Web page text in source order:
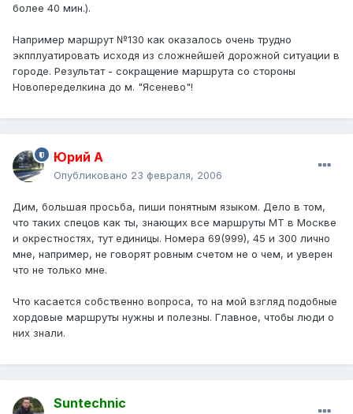
более 40 мин.).
Например маршрут №130 как оказалось очень трудно
экпплуатировать исходя из сложнейшей дорожной ситуации в
городе. Результат - сокращение маршрута со стороны
Новопеределкина до м. "Ясенево"!
Юрий А
Опубликовано 23 февраля, 2006
Дим, большая просьба, пиши понятным языком. Дело в том,
что таких спецов как ты, знающих все маршруты МТ в Москве
и окрестностях, тут единицы. Номера 69(999), 45 и 300 лично
мне, например, не говорят ровным счетом не о чем, и уверен
что не только мне.
Что касается собственно вопроса, то на мой взгляд подобные
хордовые маршруты нужны и полезны. Главное, чтобы люди о
них знали.
Suntechnic